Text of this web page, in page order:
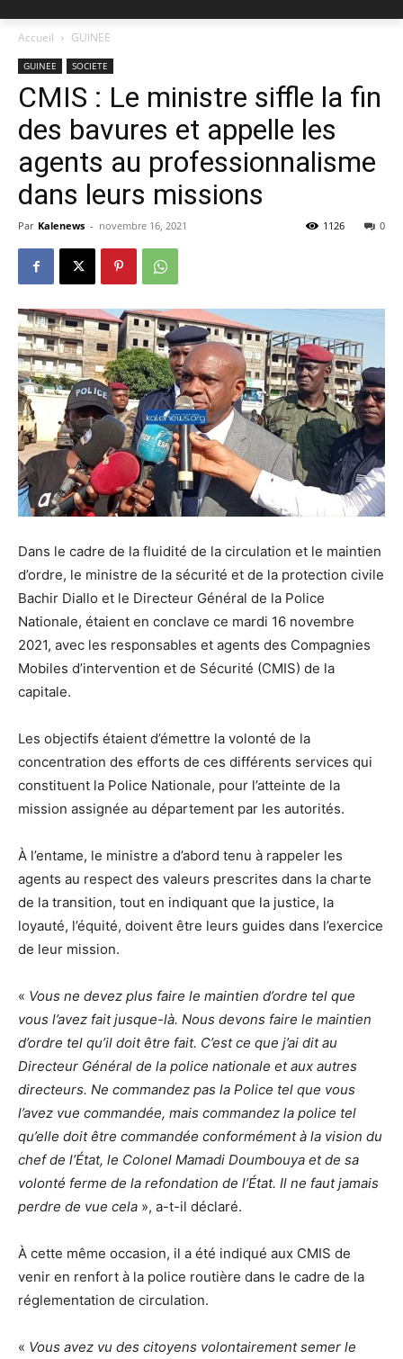
Accueil GUINEE
GUINEE SOCIETE
CMIS : Le ministre siffle la fin
des bavures et appelle les
agents au professionnalisme
dans leurs missions
Par Kalenews - novembre 16, 2021 0
1126
Dans le cadre de la fluidité de la circulation et le maintien
d’ordre, le ministre de la sécurité et de la protection civile
Bachir Diallo et le Directeur Général de la Police
Nationale, étaient en conclave ce mardi 16 novembre
2021, avec les responsables et agents des Compagnies
Mobiles d’intervention et de Sécurité (CMIS) de la
capitale.
Les objectifs étaient d’émettre la volonté de la
concentration des efforts de ces différents services qui
constituent la Police Nationale, pour l’atteinte de la
mission assignée au département par les autorités.
À l’entame, le ministre a d’abord tenu à rappeler les
agents au respect des valeurs prescrites dans la charte
de la transition, tout en indiquant que la justice, la
loyauté, l’équité, doivent être leurs guides dans l’exercice
de leur mission.
« Vous ne devez plus faire le maintien d’ordre tel que
vous l’avez fait jusque-là. Nous devons faire le maintien
d’ordre tel qu’il doit être fait. C’est ce que j’ai dit au
Directeur Général de la police nationale et aux autres
directeurs. Ne commandez pas la Police tel que vous
l’avez vue commandée, mais commandez la police tel
qu’elle doit être commandée conformément à la vision du
chef de l’État, le Colonel Mamadi Doumbouya et de sa
volonté ferme de la refondation de l’État. Il ne faut jamais
perdre de vue cela », a-t-il déclaré.
À cette même occasion, il a été indiqué aux CMIS de
venir en renfort à la police routière dans le cadre de la
réglementation de circulation.
« Vous avez vu des citoyens volontairement semer le